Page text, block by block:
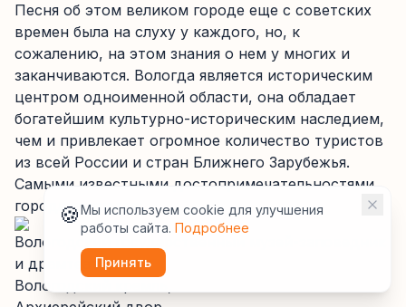
Песня об этом великом городе еще с советских
времен была на слуху у каждого, но, к
сожалению, на этом знания о нем у многих и
заканчиваются. Вологда является историческим
центром одноименной области, она обладает
богатейшим культурно-историческим наследием,
чем и привлекает огромное количество туристов
из всей России и стран Ближнего Зарубежья.
Самыми известными достопримечательностями
города являются:
Вологодский государственный музей-заповедник
и драмтеатр,
Вологодский кремль,
🍪Мы используем cookie для улучшения
работы сайта. Подробнее
Принять